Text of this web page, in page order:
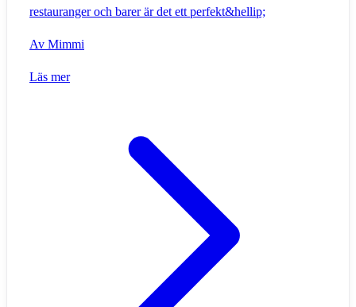
restauranger och barer är det ett perfekt&hellip;
Av Mimmi
Läs mer